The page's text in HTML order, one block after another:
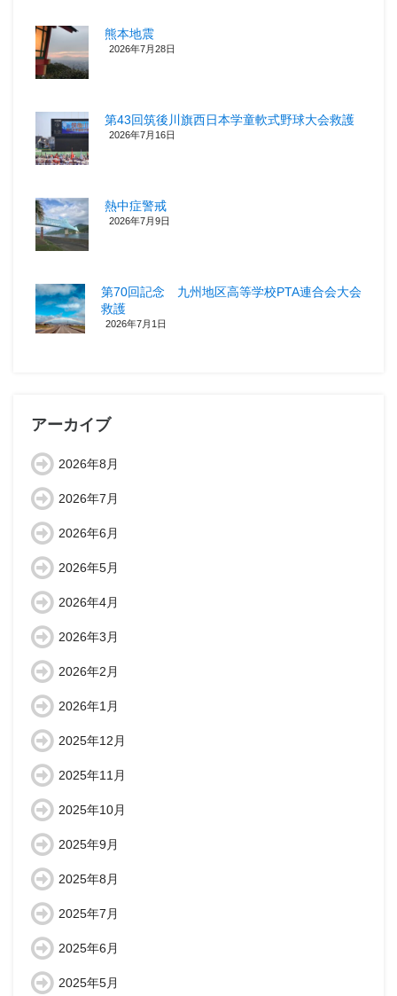
熊本地震
2026年7月28日
第43回筑後川旗西日本学童軟式野球大会救護
2026年7月16日
熱中症警戒
2026年7月9日
第70回記念 九州地区高等学校PTA連合会大会
救護
2026年7月1日
アーカイブ
2026年8月
2026年7月
2026年6月
2026年5月
2026年4月
2026年3月
2026年2月
2026年1月
2025年12月
2025年11月
2025年10月
2025年9月
2025年8月
2025年7月
2025年6月
2025年5月